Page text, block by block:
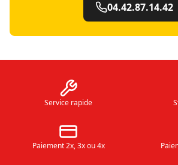
04.42.87.14.42
Service rapide
Paiement 2x, 3x ou 4x